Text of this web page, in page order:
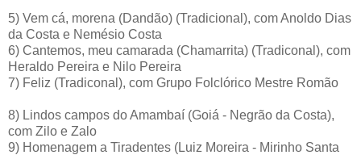
5) Vem cá, morena (Dandão) (Tradicional), com Anoldo Dias
da Costa e Nemésio Costa
6) Cantemos, meu camarada (Chamarrita) (Tradiconal), com
Heraldo Pereira e Nilo Pereira
7) Feliz (Tradiconal), com Grupo Folclórico Mestre Romão
8) Lindos campos do Amambaí (Goiá - Negrão da Costa),
com Zilo e Zalo
9) Homenagem a Tiradentes (Luiz Moreira - Mirinho Santa